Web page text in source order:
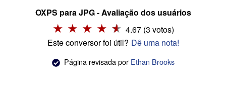
OXPS para JPG - Avaliação dos usuários
4.67 (3 votos)
Este conversor foi útil? Dê uma nota!
Página revisada por Ethan Brooks